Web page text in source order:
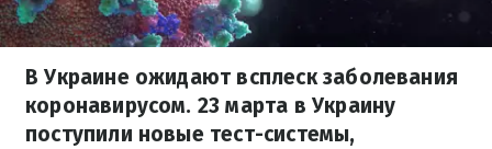
В Украине ожидают всплеск заболевания
коронавирусом. 23 марта в Украину
поступили новые тест-системы,